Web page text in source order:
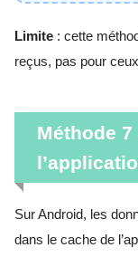
Limite : cette
reçus, pas pour
Méthode
Sur Android, les
dans le cache de